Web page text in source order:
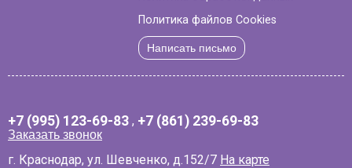
Политика файлов Cookies
Написать письмо
+7 (995) 123-69-83 , +7 (861) 239-69-83
Заказать звонок
г. Краснодар, ул. Шевченко, д.152/7 На карте